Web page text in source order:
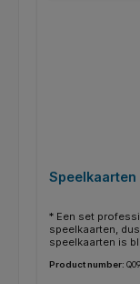
Speelkaarten
* Een set
speelkaarten,
speelkaarten is
Product number: